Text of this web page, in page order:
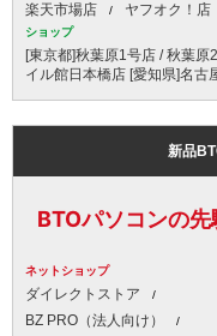
楽天市場店 ヤフオク！店
ショップ
[東京都]秋葉原1号店 / 秋葉
イル館日本橋店 [愛知県]名古
新品
BTOパソコンの先
ネットショップ
ダイレクトストア
BZ PRO（法人向け）